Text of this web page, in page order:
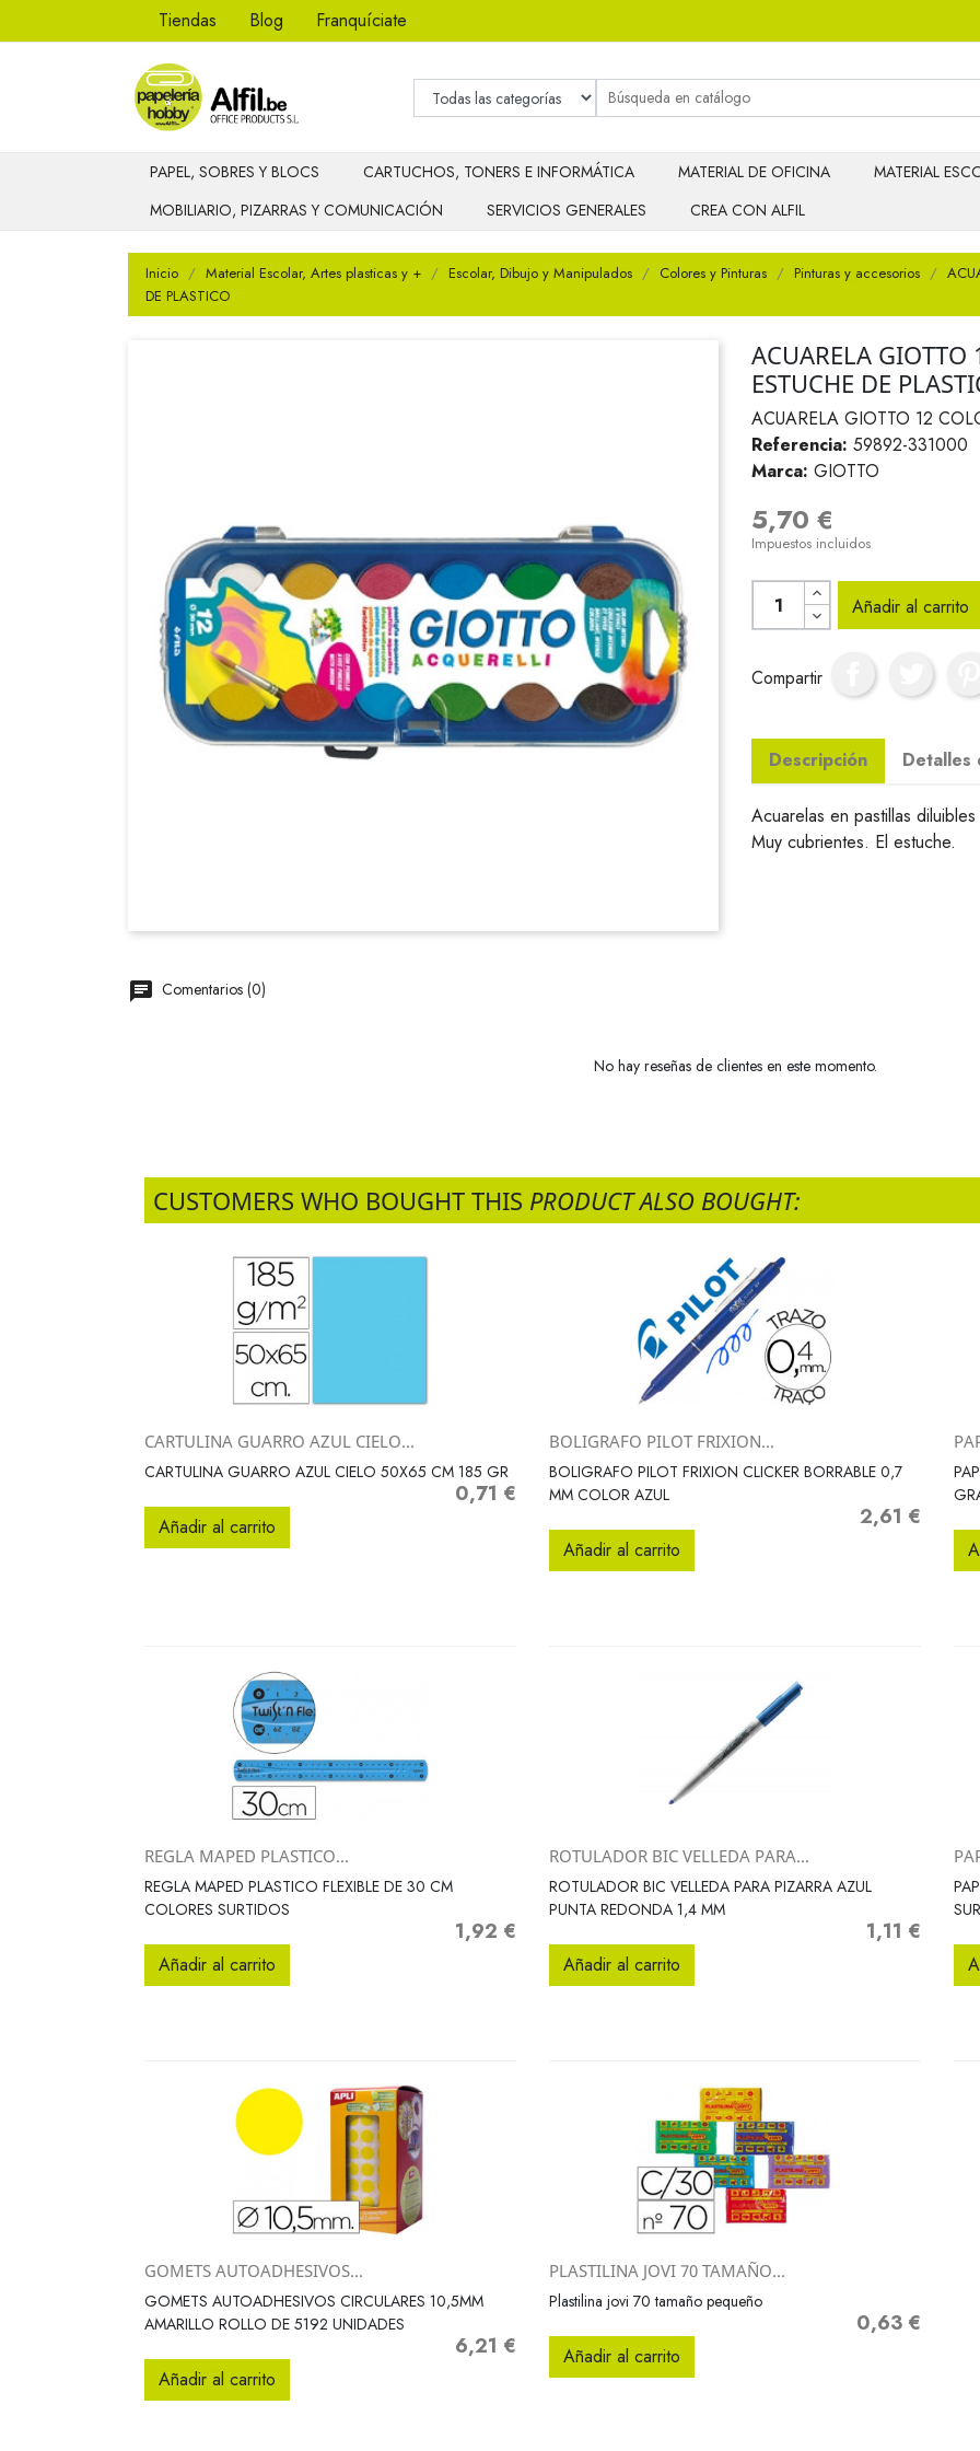
Tiendas Blog Franquíciate
PAPEL, SOBRES Y BLOCS CARTUCHOS, TONERS E INFORMÁTICA MATERIAL DE OFICINA
MATERIAL
MOBILIARIO, PIZARRAS Y COMUNICACIÓN
SERVICIOS GENERALES CREA CON ALFIL
Inicio Material Escolar, Artes plasticas y + Escolar, Dibujo y Manipulados Colores y Pinturas Pinturas y accesorios
DE PLASTICO
ACUARELA GIOTTO
ESTUCHE DE
ACUARELA GIOTTO 12
Referencia: 59892-331000
Marca: GIOTTO
5,70 €
Impuestos incluidos
Añadir al carrito
Compartir
Descripción Detalles
Acuarelas en pastillas
Muy cubrientes. El estuche.
Comentarios (0)
No hay reseñas de clientes en este momento.
CUSTOMERS WHO BOUGHT THIS PRODUCT ALSO BOUGHT:
 Vista rápida
CARTULINA GUARRO AZUL CIELO...
CARTULINA GUARRO AZUL CIELO 50X65 CM 185 GR
Precio
0,71 €
Añadir al carrito
Vista rápida
BOLIGRAFO PILOT FRIXION...
BOLIGRAFO PILOT FRIXION CLICKER BORRABLE 0,7
MM COLOR AZUL
Precio
2,61 €
Añadir al carrito
Vista rápida
REGLA MAPED PLASTICO...
REGLA MAPED PLASTICO FLEXIBLE DE 30 CM
COLORES SURTIDOS
Precio
1,92 €
Añadir al carrito
Vista rápida
ROTULADOR BIC VELLEDA PARA...
ROTULADOR BIC VELLEDA PARA PIZARRA AZUL
PUNTA REDONDA 1,4 MM
Precio
1,11 €
Añadir al carrito
Vista rápida
GOMETS AUTOADHESIVOS...
GOMETS AUTOADHESIVOS CIRCULARES 10,5MM
AMARILLO ROLLO DE 5192 UNIDADES
Precio
6,21 €
Añadir al carrito
 Vista rápida
PLASTILINA JOVI 70 TAMAÑO...
Plastilina jovi 70 tamaño pequeño
Precio
0,63 €
Añadir al carrito